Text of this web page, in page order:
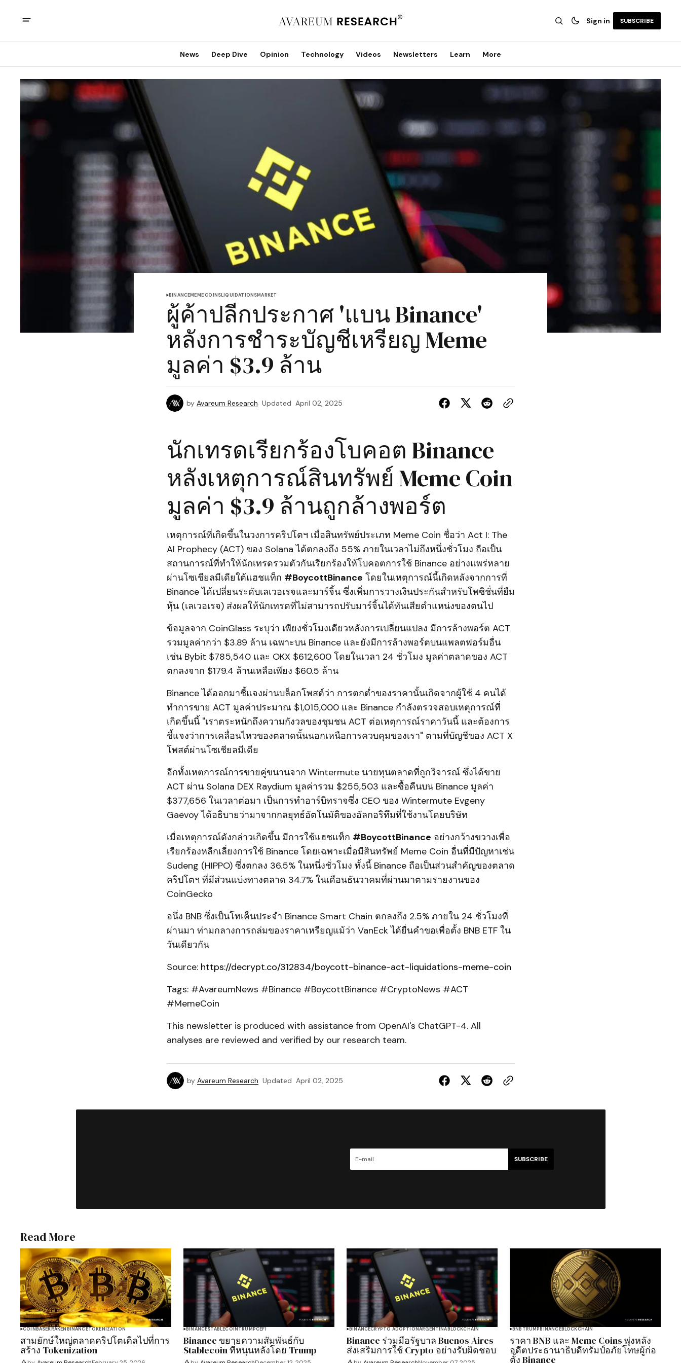
Sign in SUBSCRIBE
News Deep Dive Opinion Technology Videos Newsletters Learn More
BINANCEMEME COINSLIQUIDATIONSMARKET
ผู้ค้าปลีกประกาศ 'แบน Binance'
หลังการชำระบัญชีเหรียญ Meme
มูลค่า $3.9 ล้าน
by Avareum Research Updated April 02, 2025
นักเทรดเรียกร้องโบคอต Binance
หลังเหตุการณ์สินทรัพย์ Meme Coin
มูลค่า $3.9 ล้านถูกล้างพอร์ต
เหตุการณ์ที่เกิดขึ้นในวงการคริปโตฯ เมื่อสินทรัพย์ประเภท Meme Coin ชื่อว่า Act I: The
AI Prophecy (ACT) ของ Solana ได้ตกลงถึง 55% ภายในเวลาไม่ถึงหนึ่งชั่วโมง ถือเป็น
สถานการณ์ที่ทำให้นักเทรดรวมตัวกันเรียกร้องให้โบคอตการใช้ Binance อย่างแพร่หลาย
ผ่านโซเชียลมีเดียใต้แฮชแท็ก #BoycottBinance โดยในเหตุการณ์นี้เกิดหลังจากการที่
Binance ได้เปลี่ยนระดับเลเวอเรจและมาร์จิ้น ซึ่งเพิ่มการวางเงินประกันสำหรับโพซิชั่นที่ยืม
หุ้น (เลเวอเรจ) ส่งผลให้นักเทรดที่ไม่สามารถปรับมาร์จิ้นได้ทันเสียตำแหน่งของตนไป
ข้อมูลจาก CoinGlass ระบุว่า เพียงชั่วโมงเดียวหลังการเปลี่ยนแปลง มีการล้างพอร์ต ACT
รวมมูลค่ากว่า $3.89 ล้าน เฉพาะบน Binance และยังมีการล้างพอร์ตบนแพลตฟอร์มอื่น
เช่น Bybit $785,540 และ OKX $612,600 โดยในเวลา 24 ชั่วโมง มูลค่าตลาดของ ACT
ตกลงจาก $179.4 ล้านเหลือเพียง $60.5 ล้าน
Binance ได้ออกมาชี้แจงผ่านบล็อกโพสต์ว่า การตกต่ำของราคานั้นเกิดจากผู้ใช้ 4 คนได้
ทำการขาย ACT มูลค่าประมาณ $1,015,000 และ Binance กำลังตรวจสอบเหตุการณ์ที่
เกิดขึ้นนี้ "เราตระหนักถึงความกังวลของชุมชน ACT ต่อเหตุการณ์ราคาวันนี้ และต้องการ
ชี้แจงว่าการเคลื่อนไหวของตลาดนั้นนอกเหนือการควบคุมของเรา" ตามที่บัญชีของ ACT X
โพสต์ผ่านโซเชียลมีเดีย
อีกทั้งเหตการณ์การขายคู่ขนานจาก Wintermute นายทุนตลาดที่ถูกวิจารณ์ ซึ่งได้ขาย
ACT ผ่าน Solana DEX Raydium มูลค่ารวม $255,503 และซื้อคืนบน Binance มูลค่า
$377,656 ในเวลาต่อมา เป็นการทำอาร์บิทราจซึ่ง CEO ของ Wintermute Evgeny
Gaevoy ได้อธิบายว่ามาจากกลยุทธ์อัตโนมัติของอัลกอริทึมที่ใช้งานโดยบริษัท
เมื่อเหตุการณ์ดังกล่าวเกิดขึ้น มีการใช้แฮชแท็ก #BoycottBinance อย่างกว้างขวางเพื่อ
เรียกร้องหลีกเลี่ยงการใช้ Binance โดยเฉพาะเมื่อมีสินทรัพย์ Meme Coin อื่นที่มีปัญหาเช่น
Sudeng (HIPPO) ซึ่งตกลง 36.5% ในหนึ่งชั่วโมง ทั้งนี้ Binance ถือเป็นส่วนสำคัญของตลาด
คริปโตฯ ที่มีส่วนแบ่งทางตลาด 34.7% ในเดือนธันวาคมที่ผ่านมาตามรายงานของ
CoinGecko
อนึ่ง BNB ซึ่งเป็นโทเค็นประจำ Binance Smart Chain ตกลงถึง 2.5% ภายใน 24 ชั่วโมงที่
ผ่านมา ท่ามกลางการถล่มของราคาเหรียญแม้ว่า VanEck ได้ยื่นคำขอเพื่อตั้ง BNB ETF ใน
วันเดียวกัน
Source: https://decrypt.co/312834/boycott-binance-act-liquidations-meme-coin
Tags: #AvareumNews #Binance #BoycottBinance #CryptoNews #ACT
#MemeCoin
This newsletter is produced with assistance from OpenAI's ChatGPT-4. All
analyses are reviewed and verified by our research team.
by Avareum Research Updated April 02, 2025
SUBSCRIBE
Read More
COINBASEKRAKEN BINANCETOKENIZATION
สามยักษ์ใหญ่ตลาดคริปโตเคิลไปที่การ
สร้าง Tokenization
BINANCESTABLECOIN TRUMPCEFI
Binance ขยายความสัมพันธ์กับ
Stablecoin ที่หนุนหลังโดย Trump
BINANCECRYPTO ADOPTIONARGENTINA BLOCKCHAIN
Binance ร่วมมือรัฐบาล Buenos Aires
ส่งเสริมการใช้ Crypto อย่างรับผิดชอบ
BNB TRUMP BINANCEBLOCKCHAIN
ราคา BNB และ Meme Coins พุ่งหลัง
อดีตประธานาธิบดีทรัมป์อภัยโทษผู้ก่อ
ตั้ง Binance